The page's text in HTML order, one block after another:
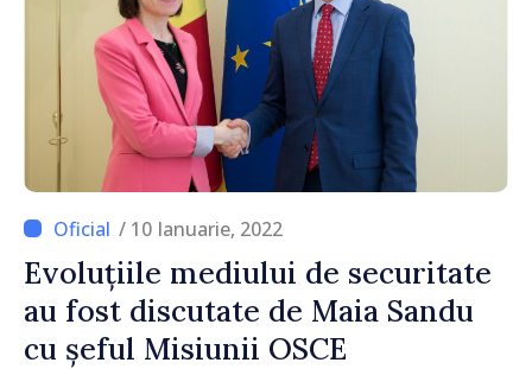
/ 10 Ianuarie, 2022
Evoluțiile mediului de securitate
au fost discutate de Maia Sandu
cu șeful Misiunii OSCE